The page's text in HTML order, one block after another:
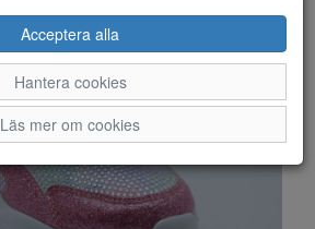
Acceptera alla
Hantera cookies
Läs mer om cookies